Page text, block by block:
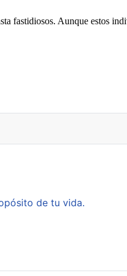
de tu vida.
fastidiosos. Aunque estos